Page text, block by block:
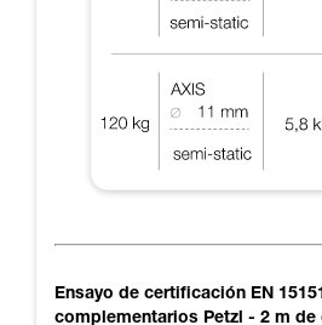
Ensayo de certificación EN
complementarios Petzl - 2 m de